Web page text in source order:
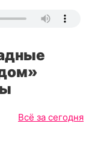
Всё за сегодня